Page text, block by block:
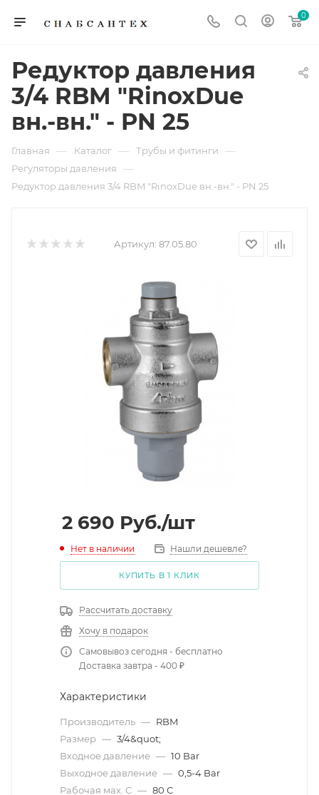
0
Редуктор давления
3/4 RBM "RinoxDue
вн.-вн." - PN 25
Главная — Каталог — Трубы и фитинги —
Регуляторы давления —
Редуктор давления 3/4 RBM "RinoxDue вн.-вн." - PN 25
Артикул: 87.05.80
2 690 Руб./шт
Нет в наличии Нашли дешевле?
КУПИТЬ В 1 КЛИК
Рассчитать доставку
Хочу в подарок
Самовывоз сегодня - бесплатно
Доставка завтра - 400 ₽
Характеристики
Производитель — RBM
Размер — 3/4&quot;
Входное давление — 10 Bar
Выходное давление — 0,5-4 Bar
Рабочая мах. С — 80 С